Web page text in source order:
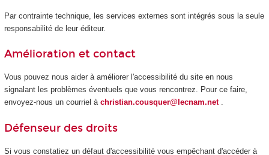
Par contrainte technique, les services externes sont intégrés sous la seule
responsabilité de leur éditeur.
Amélioration et contact
Vous pouvez nous aider à améliorer l'accessibilité du site en nous
signalant les problèmes éventuels que vous rencontrez. Pour ce faire,
envoyez-nous un courriel à christian.cousquer@lecnam.net .
Défenseur des droits
Si vous constatiez un défaut d'accessibilité vous empêchant d'accéder à